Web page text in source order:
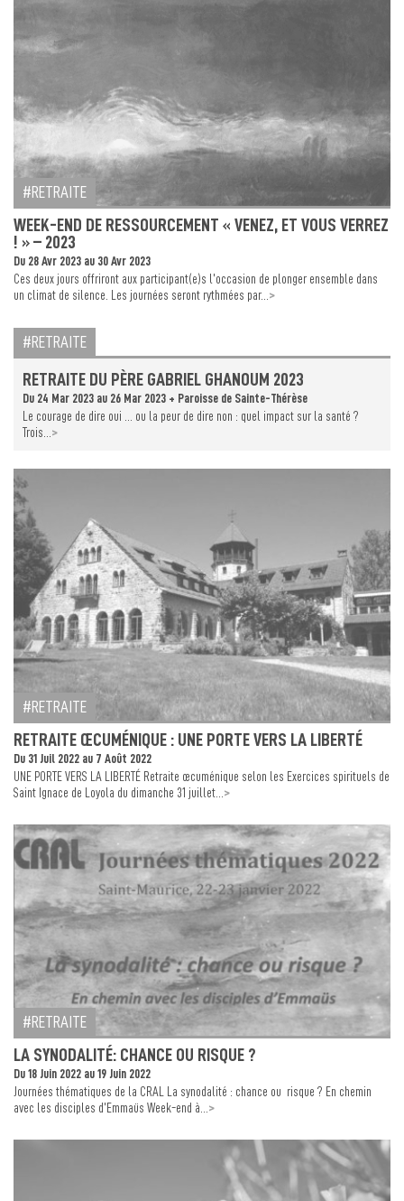
RETRAITE
WEEK-END DE RESSOURCEMENT « VENEZ, ET VOUS VERREZ
! » – 2023
Du 28 Avr 2023 au 30 Avr 2023
Ces deux jours offriront aux participant(e)s l’occasion de plonger ensemble dans
un climat de silence. Les journées seront rythmées par... >
RETRAITE
RETRAITE DU PÈRE GABRIEL GHANOUM 2023
Du 24 Mar 2023 au 26 Mar 2023 + Paroisse de Sainte-Thérèse
Le courage de dire oui … ou la peur de dire non : quel impact sur la santé ?
Trois... >
RETRAITE
RETRAITE ŒCUMÉNIQUE : UNE PORTE VERS LA LIBERTÉ
Du 31 Juil 2022 au 7 Août 2022
UNE PORTE VERS LA LIBERTÉ Retraite œcuménique selon les Exercices spirituels de
Saint Ignace de Loyola du dimanche 31 juillet... >
RETRAITE
LA SYNODALITÉ: CHANCE OU RISQUE ?
Du 18 Juin 2022 au 19 Juin 2022
Journées thématiques de la CRAL La synodalité : chance ou risque ? En chemin
avec les disciples d’Emmaüs Week-end à... >